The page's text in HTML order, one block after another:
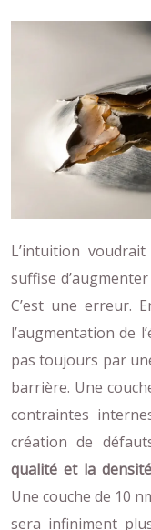
L’intuition
suffise
C’est une erreur.
l’augmentation de
pas toujours par
barrière. Une
contraintes
création de
qualité et la densité
Une couche de 10
sera infiniment